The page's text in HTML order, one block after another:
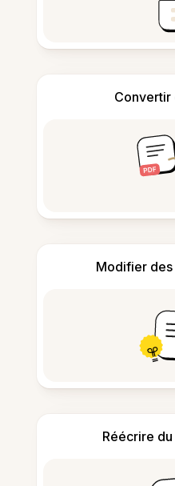
Convertir
Modifier des
Réécrire